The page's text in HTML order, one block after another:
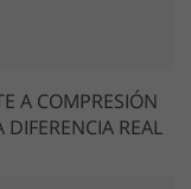
A COMPRESIÓN
REAL